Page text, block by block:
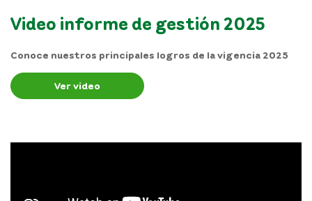
Video informe de gestión 2025
Conoce nuestros principales logros de la vigencia 2025
Ver video